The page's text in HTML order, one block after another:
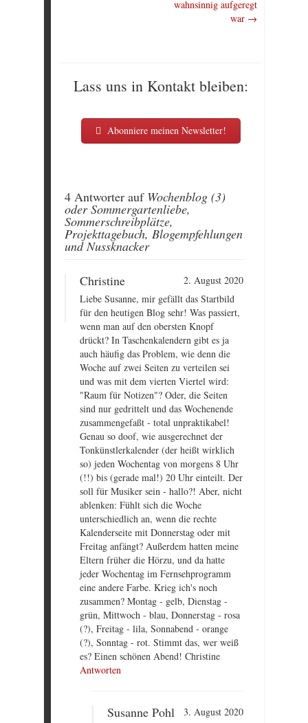
wahnsinnig aufgeregt
war →
Lass uns in Kontakt bleiben:
Abonniere meinen Newsletter!
4 Antworter auf Wochenblog (3)
oder Sommergartenliebe,
Sommerschreibplätze,
Projekttagebuch, Blogempfehlungen
und Nussknacker
Christine
2. August 2020
Liebe Susanne, mir gefällt das Startbild
für den heutigen Blog sehr! Was passiert,
wenn man auf den obersten Knopf
drückt? In Taschenkalendern gibt es ja
auch häufig das Problem, wie denn die
Woche auf zwei Seiten zu verteilen sei
und was mit dem vierten Viertel wird:
"Raum für Notizen"? Oder, die Seiten
sind nur gedrittelt und das Wochenende
zusammengefaßt - total unpraktikabel!
Genau so doof, wie ausgerechnet der
Tonkünstlerkalender (der heißt wirklich
so) jeden Wochentag von morgens 8 Uhr
(!!) bis (gerade mal!) 20 Uhr einteilt. Der
soll für Musiker sein - hallo?! Aber, nicht
ablenken: Fühlt sich die Woche
unterschiedlich an, wenn die rechte
Kalenderseite mit Donnerstag oder mit
Freitag anfängt? Außerdem hatten meine
Eltern früher die Hörzu, und da hatte
jeder Wochentag im Fernsehprogramm
eine andere Farbe. Krieg ich's noch
zusammen? Montag - gelb, Dienstag -
grün, Mittwoch - blau, Donnerstag - rosa
(?), Freitag - lila, Sonnabend - orange
(?), Sonntag - rot. Stimmt das, wer weiß
es? Einen schönen Abend! Christine
Antworten
Susanne Pohl
3. August 2020